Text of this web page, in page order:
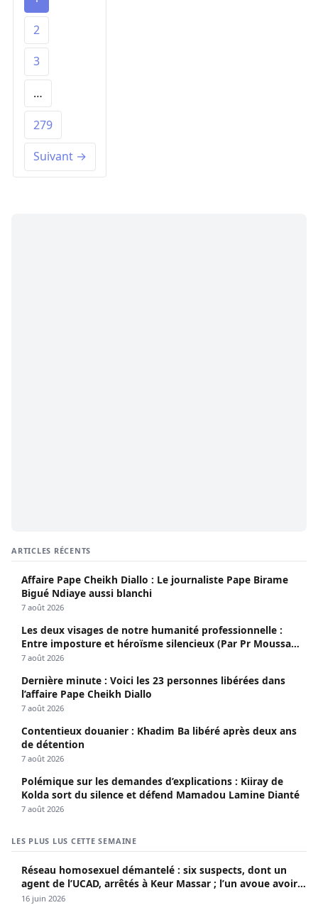
2
3
…
279
Suivant →
ARTICLES RÉCENTS
Affaire Pape Cheikh Diallo : Le journaliste Pape Birame
Bigué Ndiaye aussi blanchi
7 août 2026
Les deux visages de notre humanité professionnelle :
Entre imposture et héroïsme silencieux (Par Pr Moussa
Seydi)
7 août 2026
Dernière minute : Voici les 23 personnes libérées dans
l’affaire Pape Cheikh Diallo
7 août 2026
Contentieux douanier : Khadim Ba libéré après deux ans
de détention
7 août 2026
Polémique sur les demandes d’explications : Kiiray de
Kolda sort du silence et défend Mamadou Lamine Dianté
7 août 2026
LES PLUS LUS CETTE SEMAINE
Réseau homosexuel démantelé : six suspects, dont un
agent de l’UCAD, arrêtés à Keur Massar ; l’un avoue avoir
propagé le VIH depuis 2018
16 juin 2026